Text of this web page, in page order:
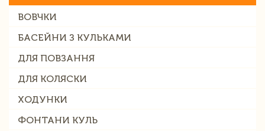
ВОВЧКИ
БАСЕЙНИ З КУЛЬКАМИ
ДЛЯ ПОВЗАННЯ
ДЛЯ КОЛЯСКИ
ХОДУНКИ
ФОНТАНИ КУЛЬ